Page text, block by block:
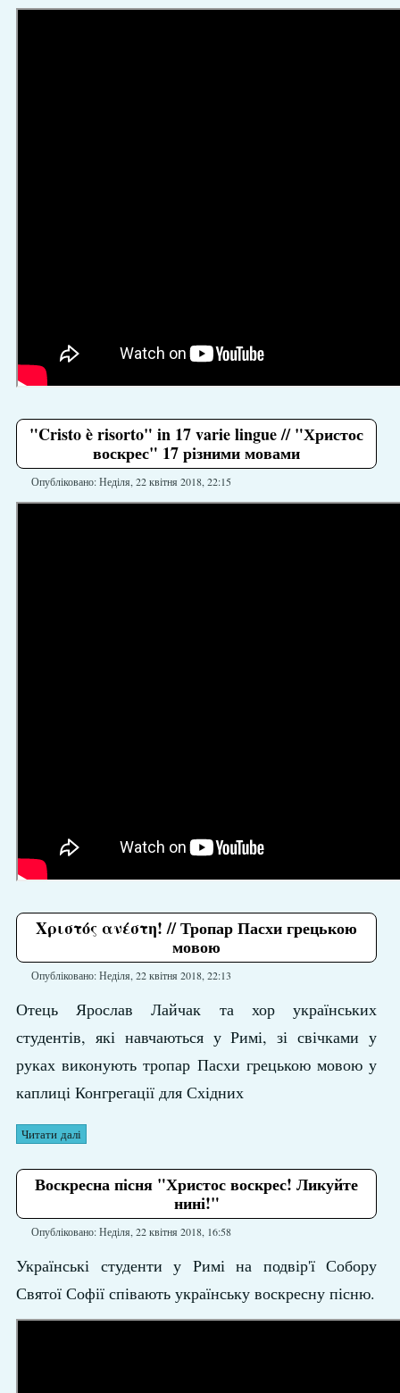
"Cristo è risorto" in 17 varie lingue // "Христос
воскрес" 17 різними мовами
Опубліковано: Неділя, 22 квітня 2018, 22:15
Χριστός ανέστη! // Тропар Пасхи грецькою
мовою
Опубліковано: Неділя, 22 квітня 2018, 22:13
Отець Ярослав Лайчак та хор українських
студентів, які навчаються у Римі, зі свічками у
руках виконують тропар Пасхи грецькою мовою у
каплиці Конгрегації для Східних
Читати далі
Воскресна пісня "Христос воскрес! Ликуйте
нині!"
Опубліковано: Неділя, 22 квітня 2018, 16:58
Українські студенти у Римі на подвір'ї Собору
Святої Софії співають українську воскресну пісню.